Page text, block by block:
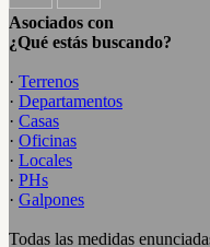
Asociados con
¿Qué estás buscando?
· Terrenos
· Departamentos
· Casas
· Oficinas
· Locales
· PHs
· Galpones
Todas las medidas